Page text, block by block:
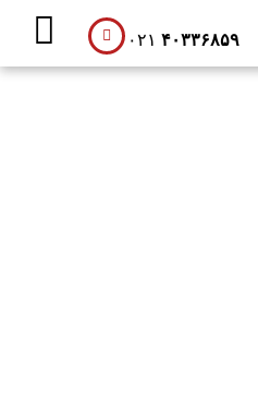
۴۰۳۳۶۸۵۹